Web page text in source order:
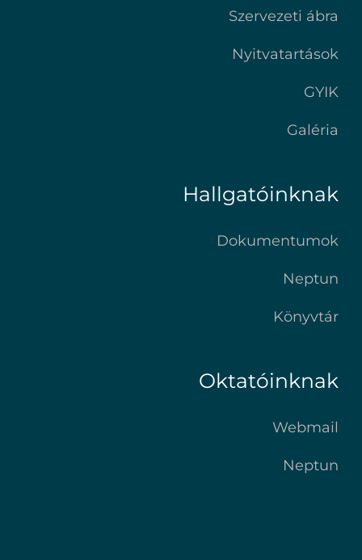
Szervezeti ábra
Nyitvatartások
GYIK
Galéria
Hallgatóinknak
Dokumentumok
Neptun
Könyvtár
Oktatóinknak
Webmail
Neptun